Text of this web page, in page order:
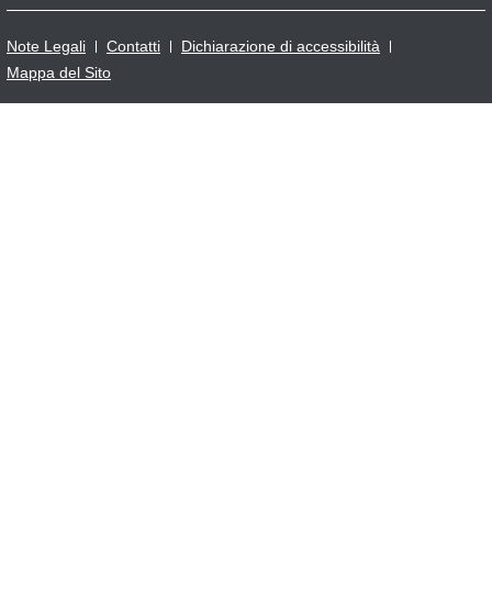
Note Legali Contatti
Dichiarazione di accessibilità
Mappa del Sito